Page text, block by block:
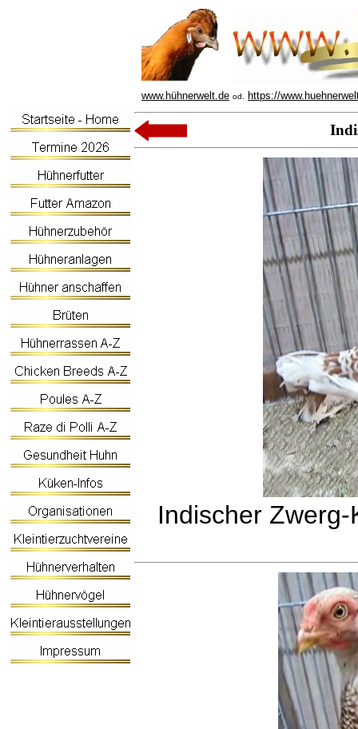
www.hühnerwelt.de od. https://
Indischer